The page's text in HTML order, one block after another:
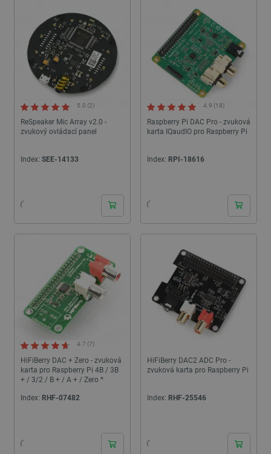
ReSpeaker Mic Array v2.0 -
zvukový ovládací panel
5.0 (2)
Index: SEE-14133
Raspberry Pi DAC Pro - zvuková
karta IQaudIO pro Raspberry Pi
4.9 (18)
Index: RPI-18616
HiFiBerry DAC + Zero - zvuková
karta pro Raspberry Pi 4B / 3B
+ / 3/2 / B + / A + / Zero *
4.7 (7)
Index: RHF-07482
HiFiBerry DAC2 ADC Pro -
zvuková karta pro Raspberry Pi
Index: RHF-25546